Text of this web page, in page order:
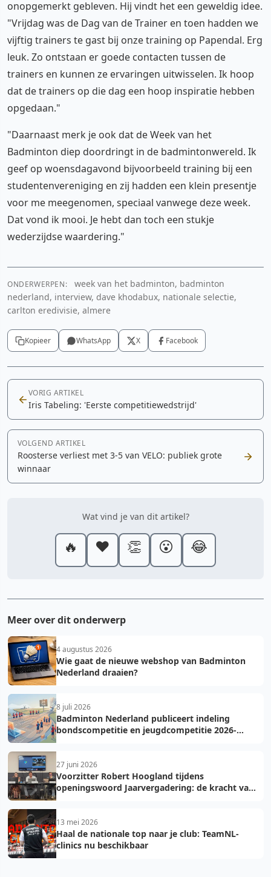
onopgemerkt gebleven. Hij vindt het een geweldig idee.
"Vrijdag was de Dag van de Trainer en toen hadden we
vijftig trainers te gast bij onze training op Papendal. Erg
leuk. Zo ontstaan er goede contacten tussen de
trainers en kunnen ze ervaringen uitwisselen. Ik hoop
dat de trainers op die dag een hoop inspiratie hebben
opgedaan."
"Daarnaast merk je ook dat de Week van het
Badminton diep doordringt in de badmintonwereld. Ik
geef op woensdagavond bijvoorbeeld training bij een
studentenvereniging en zij hadden een klein presentje
voor me meegenomen, speciaal vanwege deze week.
Dat vond ik mooi. Je hebt dan toch een stukje
wederzijdse waardering."
ONDERWERPEN:
week van het badminton, badminton
nederland, interview, dave khodabux, nationale selectie,
carlton eredivisie, almere
Kopieer WhatsApp X Facebook
VORIG ARTIKEL
Iris Tabeling: 'Eerste competitiewedstrijd'
VOLGEND ARTIKEL
Roosterse verliest met 3-5 van VELO: publiek grote
winnaar
Wat vind je van dit artikel?
🔥 ❤️ 👏 😮 😂
Meer over dit onderwerp
4 augustus 2026
Wie gaat de nieuwe webshop van Badminton
Nederland draaien?
8 juli 2026
Badminton Nederland publiceert indeling
bondscompetitie en jeugdcompetitie 2026-
27 juni 2026
Voorzitter Robert Hoogland tijdens
openingswoord Jaarvergadering: de kracht van
13 mei 2026
Haal de nationale top naar je club: TeamNL-
clinics nu beschikbaar